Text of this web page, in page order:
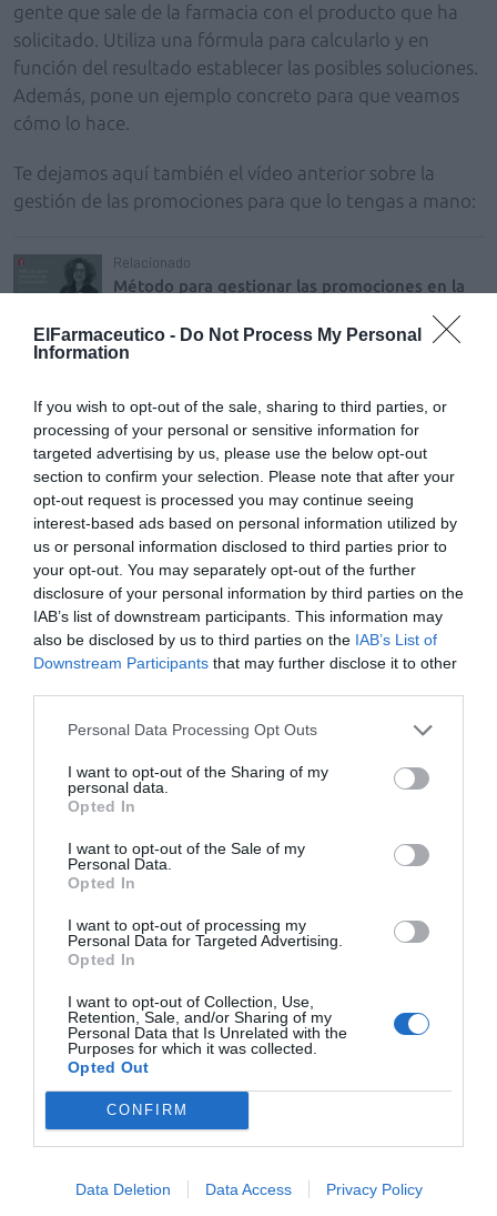
ElFarmaceutico - Do Not Process My Personal
Information
If you wish to opt-out of the sale, sharing to third parties, or
processing of your personal or sensitive information for
targeted advertising by us, please use the below opt-out
section to confirm your selection. Please note that after your
opt-out request is processed you may continue seeing
interest-based ads based on personal information utilized by
us or personal information disclosed to third parties prior to
your opt-out. You may separately opt-out of the further
disclosure of your personal information by third parties on the
IAB’s list of downstream participants. This information may
also be disclosed by us to third parties on the IAB’s List of
Downstream Participants that may further disclose it to other
Personal Data Processing Opt Outs
I want to opt-out of the Sharing of my
personal data.
Opted In
I want to opt-out of the Sale of my
Personal Data.
Opted In
I want to opt-out of processing my
Personal Data for Targeted Advertising.
Opted In
I want to opt-out of Collection, Use,
Retention, Sale, and/or Sharing of my
Personal Data that Is Unrelated with the
Purposes for which it was collected.
Opted Out
CONFIRM
Data Deletion Data Access Privacy Policy
gente que sale de la farmacia con el producto que ha
solicitado. Utiliza una fórmula para calcularlo y en
función del resultado establecer las posibles soluciones.
Además, pone un ejemplo concreto para que veamos
cómo lo hace.
Te dejamos aquí también el vídeo anterior sobre la
gestión de las promociones para que lo tengas a mano:
Relacionado
Método para gestionar las promociones en la
Añadir El Farmacéuticocomo fuente preferida
de Google de forma gratuita
Mantente informado con las últimas noticias de actualidad.
ACTIVAR AHORA
Tags
gestión del surtido
gestion de oficina de farmacia
Otras noticias destacadas
promociones en la farmacia
08/05/2024
Destacados
La venta online de medicamentos
trazabilidad
DIGITAL Isabel Marín Moral